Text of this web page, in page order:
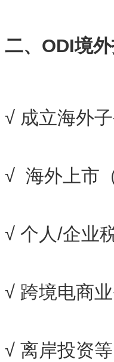
二、ODI境
√ 成立海外
√ 海外上市
√ 个人/企业
√ 跨境电商
√ 离岸投资等